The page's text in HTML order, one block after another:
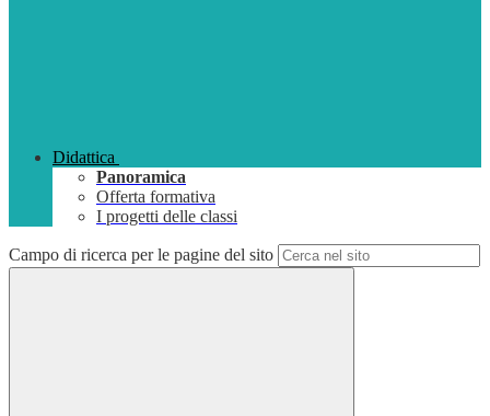
Didattica
Panoramica
Offerta formativa
I progetti delle classi
Campo di ricerca per le pagine del sito